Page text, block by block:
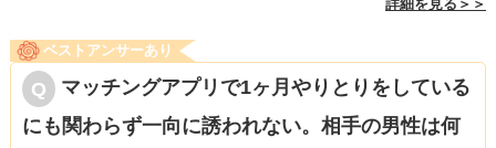
詳細を見る＞＞
ベストアンサーあり
マッチングアプリで1ヶ月やりとりをしている
にも関わらず一向に誘われない。相手の男性は何